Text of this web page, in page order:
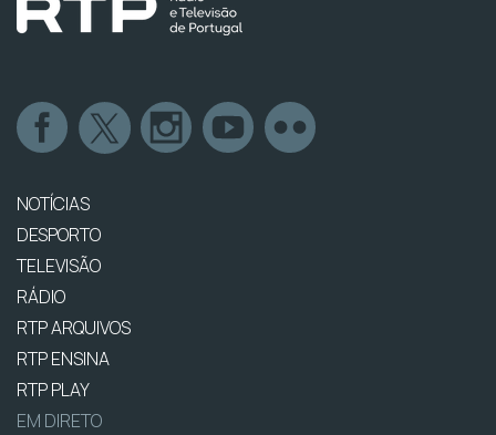
NOTÍCIAS
DESPORTO
TELEVISÃO
RÁDIO
RTP ARQUIVOS
RTP ENSINA
RTP PLAY
EM DIRETO